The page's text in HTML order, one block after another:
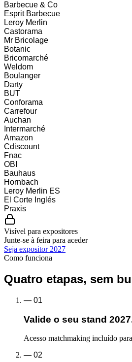
Barbecue & Co
Esprit Barbecue
Leroy Merlin
Castorama
Mr Bricolage
Botanic
Bricomarché
Weldom
Boulanger
Darty
BUT
Conforama
Carrefour
Auchan
Intermarché
Amazon
Cdiscount
Fnac
OBI
Bauhaus
Hornbach
Leroy Merlin ES
El Corte Inglés
Praxis
Visível para expositores
Junte-se à feira para aceder
Seja expositor 2027
Como funciona
Quatro etapas, sem
— 01
Valide o seu stand
Acesso matchmaking incluído
— 02